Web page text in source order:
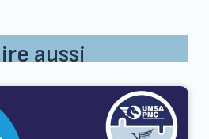
aussi